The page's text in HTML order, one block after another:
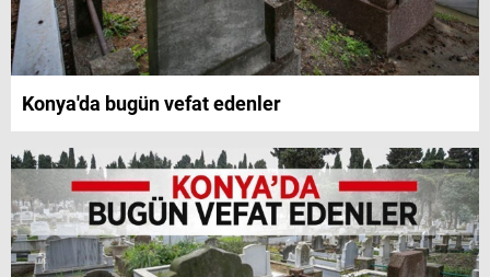
Konya'da bugün vefat edenler